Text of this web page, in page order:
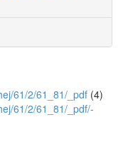
61/2/61_81/_pdf (4)
61/2/61_81/_pdf/-